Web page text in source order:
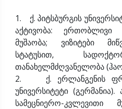
1. ქ. პიტსბურგის
აქტივობა: ერთობლივი
მუშაობა; ვიზიტები
სტატუსით,
თანახელმძღვანელობა
2. ქ. ერლანგენის
უნივერსიტეტი
სამეცნიერო-კვლევითი